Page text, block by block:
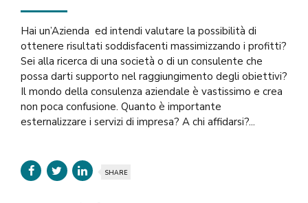
Hai un’Azienda ed intendi valutare la possibilità di
ottenere risultati soddisfacenti massimizzando i profitti?
Sei alla ricerca di una società o di un consulente che
possa darti supporto nel raggiungimento degli obiettivi?
Il mondo della consulenza aziendale è vastissimo e crea
non poca confusione. Quanto è importante
esternalizzare i servizi di impresa? A chi affidarsi?...
SHARE